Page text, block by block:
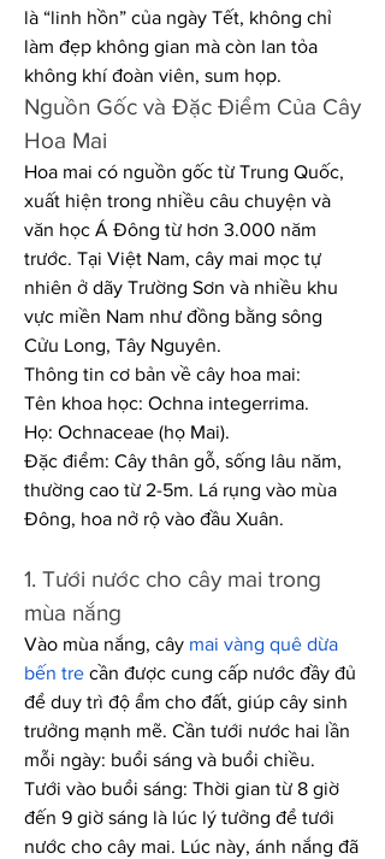
là “linh hồn” của ngày Tết, không chỉ
làm đẹp không gian mà còn lan tỏa
không khí đoàn viên, sum họp.
Nguồn Gốc và Đặc Điểm Của Cây
Hoa Mai
Hoa mai có nguồn gốc từ Trung Quốc,
xuất hiện trong nhiều câu chuyện và
văn học Á Đông từ hơn 3.000 năm
trước. Tại Việt Nam, cây mai mọc tự
nhiên ở dãy Trường Sơn và nhiều khu
vực miền Nam như đồng bằng sông
Cửu Long, Tây Nguyên.
Thông tin cơ bản về cây hoa mai:
Tên khoa học: Ochna integerrima.
Họ: Ochnaceae (họ Mai).
Đặc điểm: Cây thân gỗ, sống lâu năm,
thường cao từ 2-5m. Lá rụng vào mùa
Đông, hoa nở rộ vào đầu Xuân.
1. Tưới nước cho cây mai trong
mùa nắng
Vào mùa nắng, cây mai vàng quê dừa
bến tre cần được cung cấp nước đầy đủ
để duy trì độ ẩm cho đất, giúp cây sinh
trưởng mạnh mẽ. Cần tưới nước hai lần
mỗi ngày: buổi sáng và buổi chiều.
Tưới vào buổi sáng: Thời gian từ 8 giờ
đến 9 giờ sáng là lúc lý tưởng để tưới
nước cho cây mai. Lúc này, ánh nắng đã